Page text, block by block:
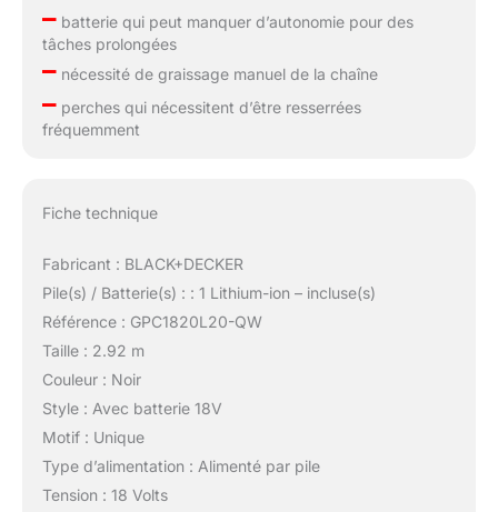
–batterie qui peut manquer d’autonomie pour des
tâches prolongées
–nécessité de graissage manuel de la chaîne
–perches qui nécessitent d’être resserrées
fréquemment
Fiche technique
Fabricant : BLACK+DECKER
Pile(s) / Batterie(s) : : 1 Lithium-ion – incluse(s)
Référence : GPC1820L20-QW
Taille : 2.92 m
Couleur : Noir
Style : Avec batterie 18V
Motif : Unique
Type d’alimentation : Alimenté par pile
Tension : 18 Volts